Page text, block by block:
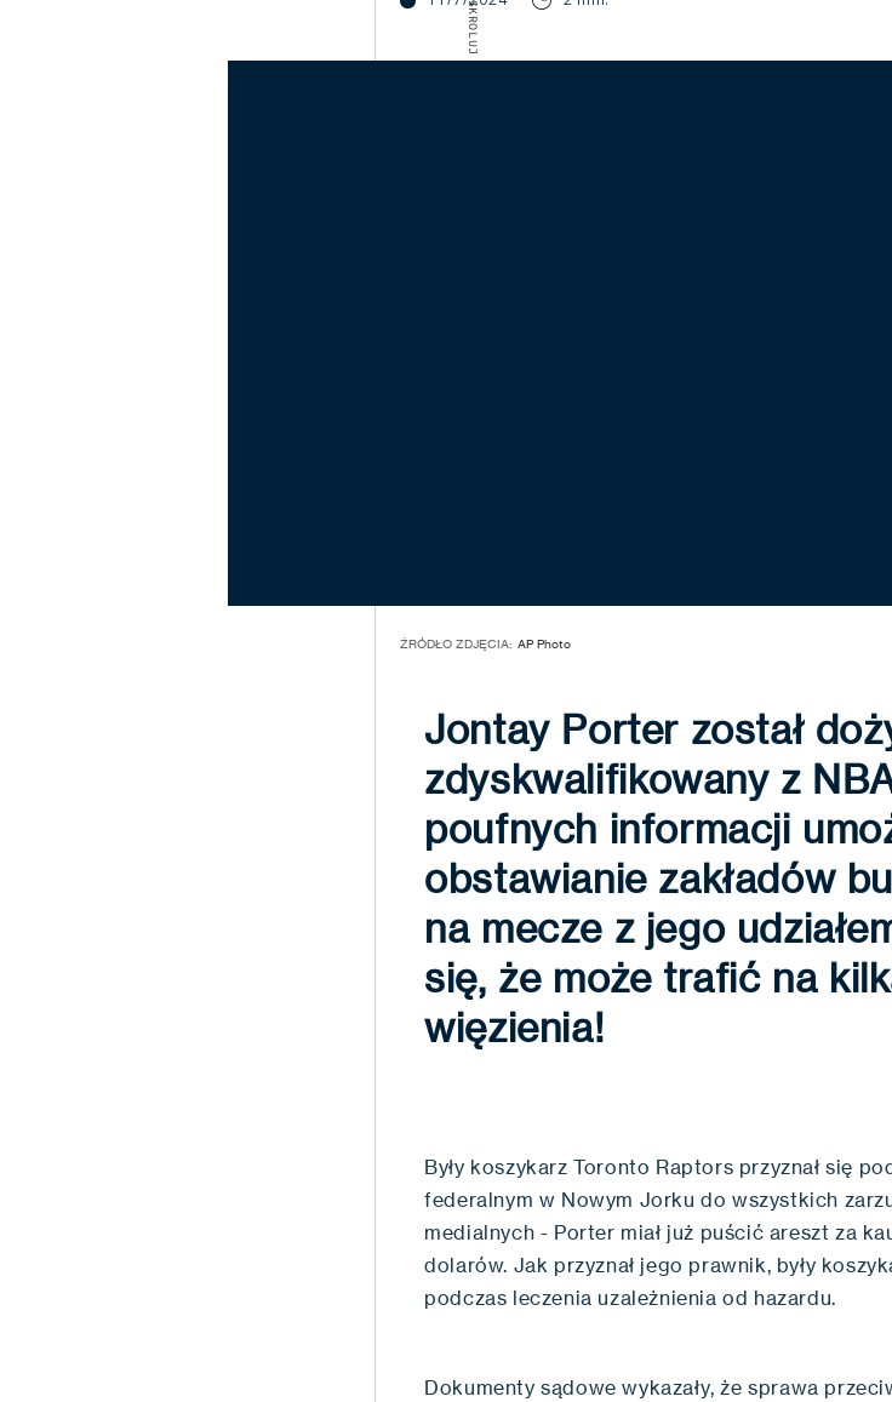
SKROLUJ W DÓŁ
ŹRÓDŁO ZDJĘCIA: AP Photo
Jontay Porter został
zdyskwalifikowany z
poufnych informacji
obstawianie zakładów
na mecze z jego
się, że może trafić na
więzienia!
Były koszykarz Toronto Raptors przyznał się
federalnym w Nowym Jorku do wszystkich
medialnych - Porter miał już puścić areszt za
dolarów. Jak przyznał jego prawnik, były
podczas leczenia uzależnienia od hazardu.
Dokumenty sądowe wykazały, że sprawa